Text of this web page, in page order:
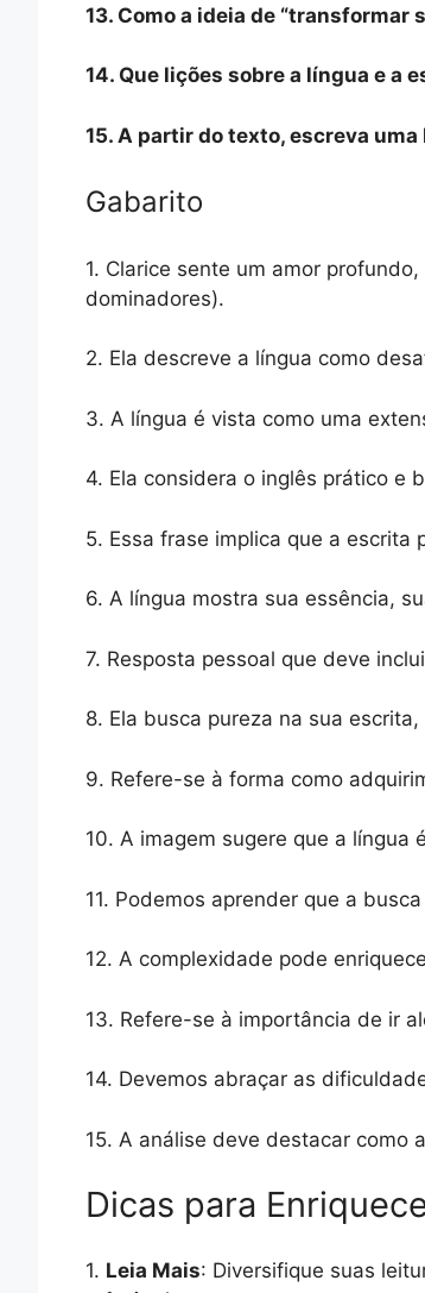
13. Como a ideia de
14. Que lições sobre a língua e a
15. A partir do texto, escreva
Gabarito
1. Clarice sente um amor
dominadores).
2. Ela descreve a língua como
3. A língua é vista como uma
4. Ela considera o inglês prático e
5. Essa frase implica que a
6. A língua mostra sua essência,
7. Resposta pessoal que deve
8. Ela busca pureza na sua
9. Refere-se à forma como
10. A imagem sugere que a língua
11. Podemos aprender que a
12. A complexidade pode
13. Refere-se à importância de ir
14. Devemos abraçar as
15. A análise deve destacar como
Dicas para
1. Leia Mais: Diversifique suas